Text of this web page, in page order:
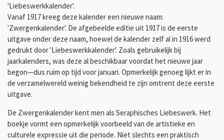
'Liebeswerkkalender'.
Vanaf 1917 kreeg deze kalender een nieuwe naam:
'Zwergenkalender'. De afgebeelde editie uit 1917 is de eerste
uitgave onder deze naam, hoewel de kalender zelf al in 1916 werd
gedrukt door 'Liebeswerkkalender'. Zoals gebruikelijk bij
jaarkalenders, was deze al beschikbaar voordat het nieuwe jaar
begon—dus ruim op tijd voor januari. Opmerkelijk genoeg lijkt er in
de verzamelwereld weinig bekendheid te zijn omtrent deze eerste
uitgave.
De Zwergenkalender kent men als Seraphisches Liebeswerk. Het
boekje vormt een opmerkelijk voorbeeld van de artistieke en
culturele expressie uit die periode. Niet slechts een praktisch